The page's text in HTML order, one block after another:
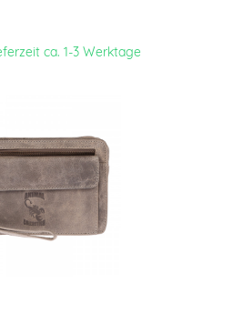
ca. 1-3 Werktage